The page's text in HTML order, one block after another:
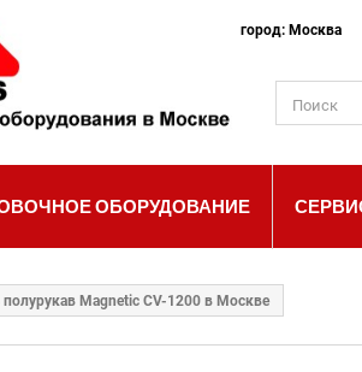
Ваш город: Москва
ОБОРУДОВАНИЕ
Magnetic CV-1200 в Москве